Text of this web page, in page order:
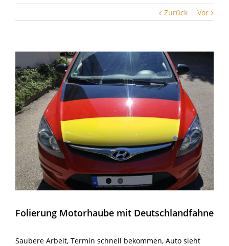
Zurück Vor
Folierung Motorhaube mit Deutschlandfahne
Saubere Arbeit, Termin schnell bekommen, Auto sieht